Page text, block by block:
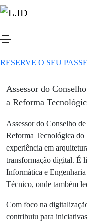
RESERVE O SEU PASSE
Ver todos os speakers
André
PartilharBotão
Assessor do
a Reforma
Assessor do Conselho
Reforma Tecnológica
experiência em
transformação digital. É
Informática e
Técnico, onde também
Com foco na
contribuiu para